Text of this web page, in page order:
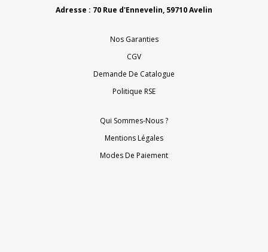
Adresse : 70 Rue d'Ennevelin, 59710 Avelin
Nos Garanties
CGV
Demande De Catalogue
Politique RSE
Qui Sommes-Nous ?
Mentions Légales
Modes De Paiement